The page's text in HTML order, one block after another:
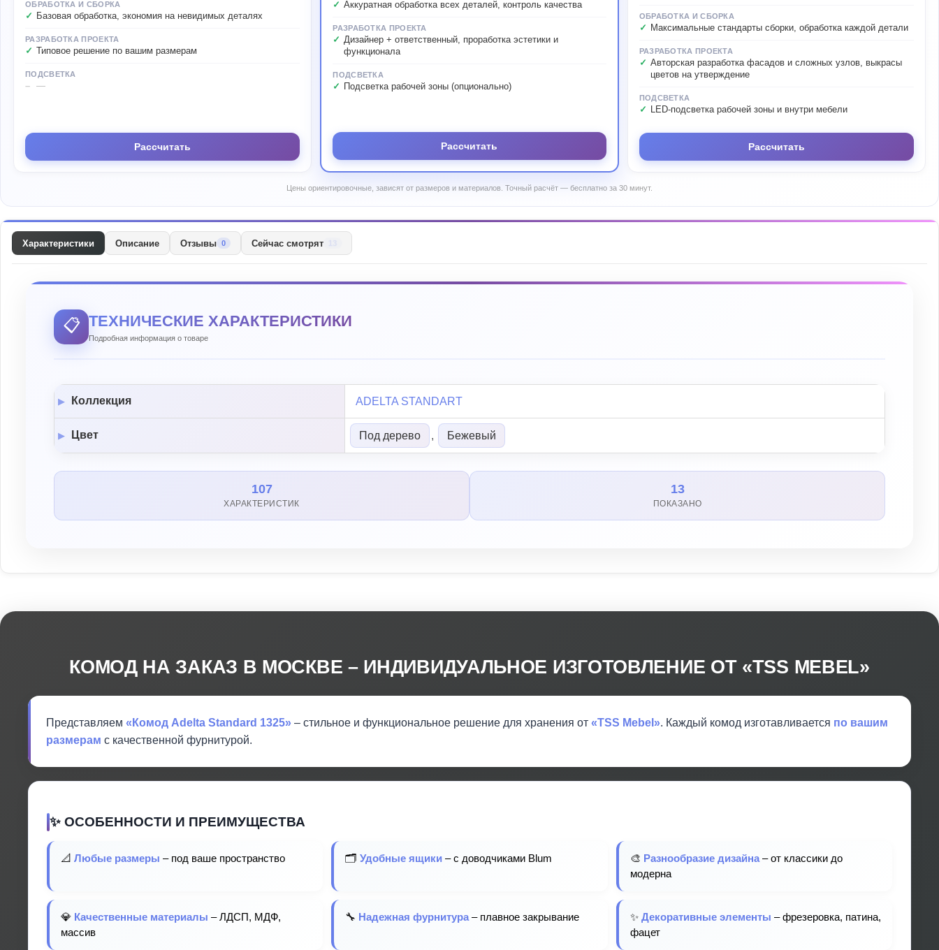
ОБРАБОТКА И СБОРКА
Базовая обработка, экономия на невидимых деталях
РАЗРАБОТКА ПРОЕКТА
Типовое решение по вашим размерам
ПОДСВЕТКА
—
Рассчитать
Аккуратная обработка всех деталей, контроль качества
РАЗРАБОТКА ПРОЕКТА
Дизайнер + ответственный, проработка эстетики и
функционала
ПОДСВЕТКА
Подсветка рабочей зоны (опционально)
Рассчитать
ОБРАБОТКА И СБОРКА
Максимальные стандарты сборки, обработка каждой детали
РАЗРАБОТКА ПРОЕКТА
Авторская разработка фасадов и сложных узлов, выкрасы
цветов на утверждение
ПОДСВЕТКА
LED-подсветка рабочей зоны и внутри мебели
Рассчитать
Цены ориентировочные, зависят от размеров и материалов. Точный расчёт — бесплатно за 30 минут.
Характеристики Описание Отзывы 0 Сейчас смотрят
📋 ТЕХНИЧЕСКИЕ ХАРАКТЕРИСТИКИ
Подробная информация о товаре
Коллекция ADELTA STANDART
Цвет Под дерево , Бежевый
107
ХАРАКТЕРИСТИК
13
ПОКАЗАНО
КОМОД НА ЗАКАЗ В МОСКВЕ – ИНДИВИДУАЛЬНОЕ ИЗГОТОВЛЕНИЕ ОТ «TSS MEBEL»
Представляем «Комод Adelta Standard 1325» – стильное и функциональное решение для хранения от «TSS Mebel». Каждый комод изготавливается по вашим
размерам с качественной фурнитурой.
✨ ОСОБЕННОСТИ И ПРЕИМУЩЕСТВА
📐 Любые размеры – под ваше пространство 🗂️Удобные ящики – с доводчиками Blum 🎨 Разнообразие дизайна– от классики до
модерна
💎 Качественные материалы – ЛДСП, МДФ,
массив
🔧 Надежная фурнитура – плавное закрывание ✨ Декоративные элементы – фрезеровка, патина,
фацет